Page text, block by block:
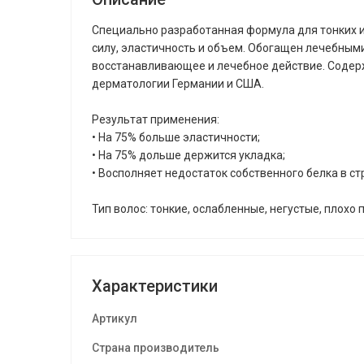
Специально разработанная формула для тонких
силу, эластичность и объем. Обогащен
восстанавливающее и лечебное действие.
дерматологии Германии и США.
Результат применения:
• На 75% больше эластичности;
• На 75% дольше держится укладка;
• Восполняет недостаток собственного белка в
Тип волос: тонкие, ослабленные, негустые,
Характеристики
Артикул
Страна производитель